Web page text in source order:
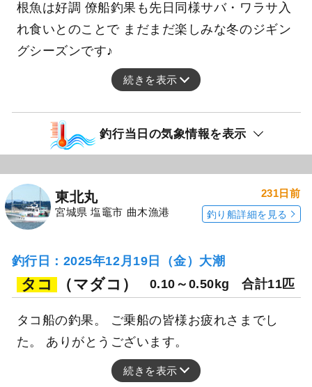
根魚は好調 僚船釣果も先日同様サバ・ワラサ入
れ食いとのことで まだまだ楽しみな冬のジギン
グシーズンです♪
続きを表示
釣行当日の気象情報を表示
東北丸
宮城県 塩竈市 曲木漁港
231日前
釣り船詳細を見る
釣行日：2025年12月19日（金）大潮
タコ （マダコ） 0.10～0.50kg 合計11匹
タコ船の釣果。 ご乗船の皆様お疲れさまでし
た。 ありがとうございます。
続きを表示